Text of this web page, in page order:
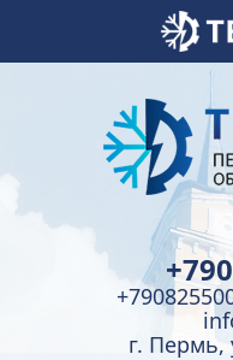
г. Пермь,